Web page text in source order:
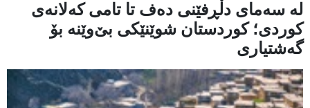
لە سەمای دڵڕفێنی دەف تا تامی کەلانەی
کوردی؛ کوردستان شوێنێکی بێ‌وێنە بۆ
گەشتیاری